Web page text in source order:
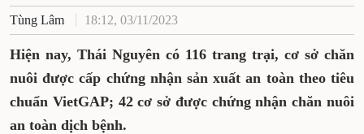
Tùng Lâm 18:12, 03/11/2023
Hiện nay, Thái Nguyên có 116 trang trại, cơ sở chăn
nuôi được cấp chứng nhận sản xuất an toàn theo tiêu
chuẩn VietGAP; 42 cơ sở được chứng nhận chăn nuôi
an toàn dịch bệnh.